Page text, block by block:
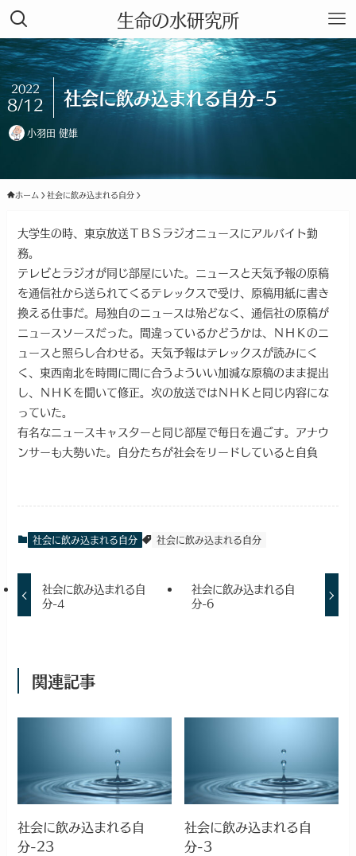
生命の水研究所
社会に飲み込まれる自分-5
2022
8/12
小羽田 健雄
ホーム 社会に飲み込まれる自分
大学生の時、東京放送ＴＢＳラジオニュースにアルバイト勤
務。
テレビとラジオが同じ部屋にいた。ニュースと天気予報の原稿
を通信社から送られてくるテレックスで受け、原稿用紙に書き
換える仕事だ。局独自のニュースは殆どなく、通信社の原稿が
ニュースソースだった。間違っているかどうかは、ＮＨＫのニ
ュースと照らし合わせる。天気予報はテレックスが読みにく
く、東西南北を時間に間に合うよういい加減な原稿のまま提出
し、ＮＨＫを聞いて修正。次の放送ではＮＨＫと同じ内容にな
っていた。
有名なニュースキャスターと同じ部屋で毎日を過ごす。アナウ
ンサーも大勢いた。自分たちが社会をリードしていると自負
社会に飲み込まれる自分 社会に飲み込まれる自分
社会に飲み込まれる自
分-4
社会に飲み込まれる自
分-6
関連記事
社会に飲み込まれる自
分-23
社会に飲み込まれる自
分-3